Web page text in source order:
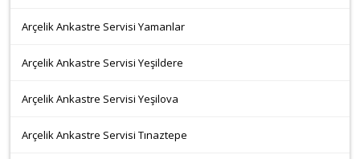
Arçelik Ankastre Servisi Yamanlar
Arçelik Ankastre Servisi Yeşildere
Arçelik Ankastre Servisi Yeşilova
Arçelik Ankastre Servisi Tınaztepe